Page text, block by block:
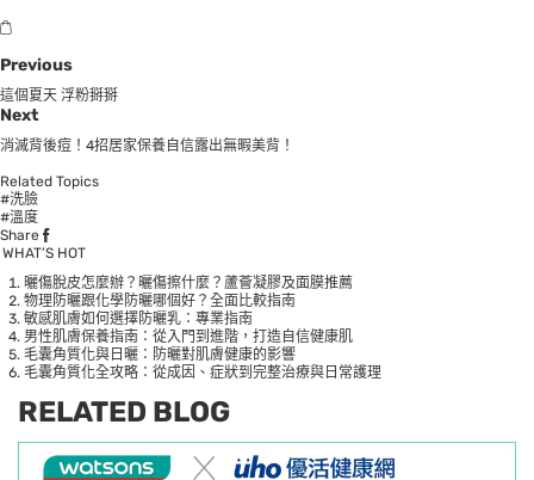
Previous
這個夏天 浮粉掰掰
Next
消滅背後痘！4招居家保養自信露出無暇美背！
Related Topics
#洗臉
#溫度
Share
WHAT’S HOT
曬傷脫皮怎麼辦？曬傷擦什麼？蘆薈凝膠及面膜推薦
物理防曬跟化學防曬哪個好？全面比較指南
敏感肌膚如何選擇防曬乳：專業指南
男性肌膚保養指南：從入門到進階，打造自信健康肌
毛囊角質化與日曬：防曬對肌膚健康的影響
毛囊角質化全攻略：從成因、症狀到完整治療與日常護理
RELATED BLOG